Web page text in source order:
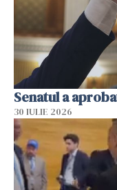
Senatul a
30 IULIE 2026